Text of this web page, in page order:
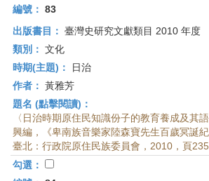
編號： 83
出版書目： 臺灣史研究文獻類目 2010 年度
類別： 文化
時期(主題)：
日治
作者： 黃雅芳
題名 (點擊閱讀)：
〈日治時期原住民知識份子的教育養成及其
興編，《卑南族音樂家陸森寶先生百歲冥誕
臺北：行政院原住民族委員會，2010，頁
勾選：